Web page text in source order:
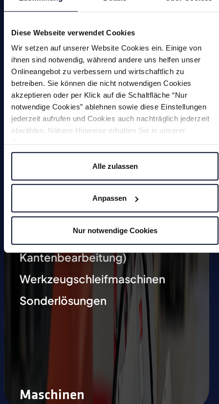
Diese Webseite verwendet Cookies
Wir setzen auf unserer Website Cookies ein. Einige von
ihnen sind notwendig, während andere uns helfen unser
Onlineangebot zu verbessern und wirtschaftlich zu
betreiben. Sie können die nicht notwendigen Cookies
akzeptieren oder per Klick auf die Schaltfläche “Nur
notwendige Cookies” ablehnen sowie diese Einstellungen
jederzeit aufrufen und Cookies auch nachträglich jederzeit
abwählen. Nähere Hinweise erhalten Sie in unserer
Alle zulassen
Anpassen
Nur notwendige Cookies
Magnetische Werkzeuge
Kleinmagnete
Sonderlösungen
Magnete
Entgratmaschinen (undefinierte
Kantenbearbeitung)
Durchlaufentgratmaschine
Anfasmaschinen (definierte
Kantenbearbeitung)
Werkzeugschleifmaschinen
Sonderlösungen
Maschinen